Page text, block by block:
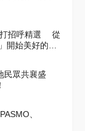
打招呼精選 從
開始美好的一
民眾共襄盛
、